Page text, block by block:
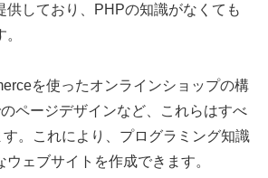
供しており、PHPの知識がなくても
を使ったオンラインショップの構
ページデザインなど、これらはすべ
。これにより、プログラミング知識
ェブサイトを作成できます。